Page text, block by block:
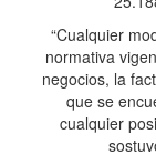
“Cualquier
normativa
negocios, la
que se
cualquier